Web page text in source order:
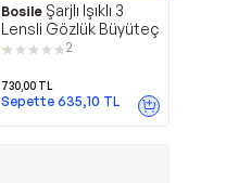
Bosile Şarjlı Işıklı 3
Lensli Gözlük Büyüteç
2
730,00 TL
Sepette 635,10 TL